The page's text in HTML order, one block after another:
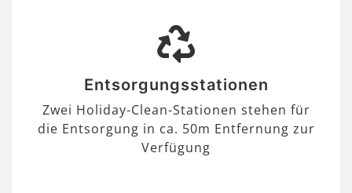
Entsorgungsstationen
Zwei Holiday-Clean-Stationen stehen für
die Entsorgung in ca. 50m Entfernung zur
Verfügung